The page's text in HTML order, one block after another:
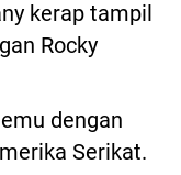
kerap tampil
Rocky
dengan
Serikat.